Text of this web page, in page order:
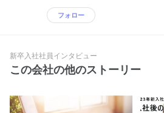
フォロー
新卒入社社員インタビュー
この会社の他のストーリー